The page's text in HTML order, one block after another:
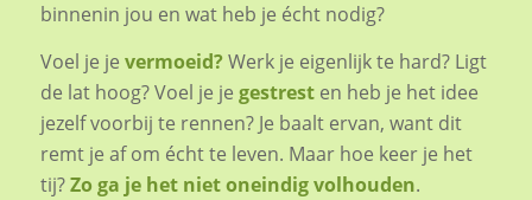
binnenin jou en wat heb je écht nodig?
Voel je je vermoeid? Werk je eigenlijk te hard? Ligt
de lat hoog? Voel je je gestresten heb je het idee
jezelf voorbij te rennen? Je baalt ervan, want dit
remt je af om écht te leven. Maar hoe keer je het
tij?Zo ga je het niet oneindig volhouden.